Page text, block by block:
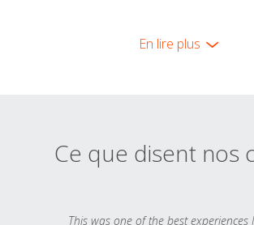
En lire plus
Ce que disent nos
This was one of the best experiences